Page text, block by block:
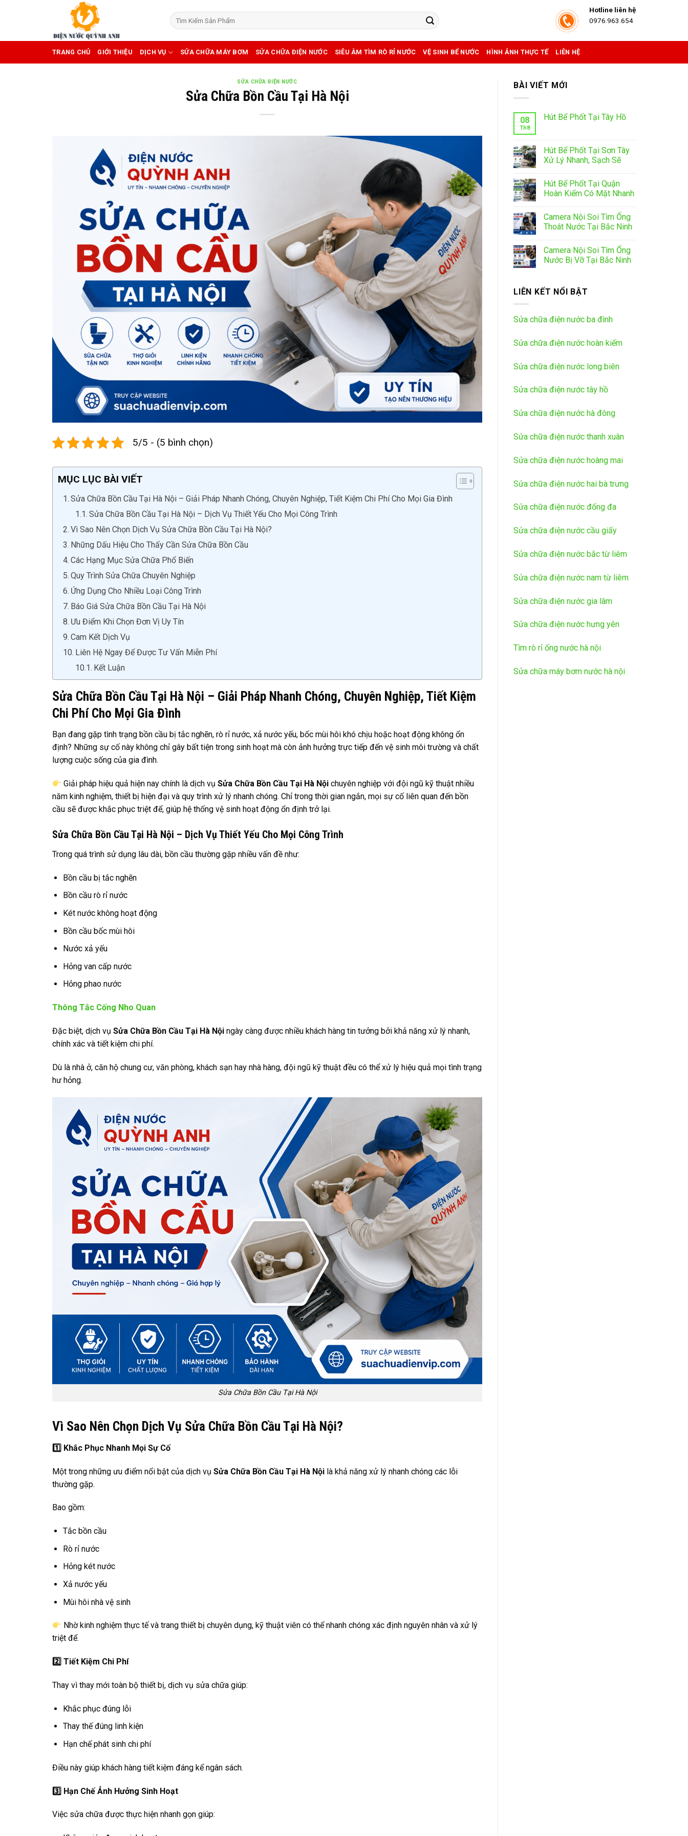
Hotline liên hệ
0976.963.654
TRANG CHỦ GIỚI THIỆU DỊCH VỤ SỬA CHỮA MÁY BƠM SỬA CHỮA ĐIỆN NƯỚC SIÊU ÂM TÌM RÒ RỈ NƯỚC VỆ SINH BỂ NƯỚC HÌNH ẢNH THỰC TẾ LIÊN HỆ
SỬA CHỮA ĐIỆN NƯỚC
Sửa Chữa Bồn Cầu Tại Hà Nội
5/5 - (5 bình chọn)
MỤC LỤC BÀI VIẾT
Sửa Chữa Bồn Cầu Tại Hà Nội – Giải Pháp Nhanh Chóng, Chuyên Nghiệp, Tiết Kiệm Chi Phí Cho Mọi Gia Đình
Sửa Chữa Bồn Cầu Tại Hà Nội – Dịch Vụ Thiết Yếu Cho Mọi Công Trình
Vì Sao Nên Chọn Dịch Vụ Sửa Chữa Bồn Cầu Tại Hà Nội?
Những Dấu Hiệu Cho Thấy Cần Sửa Chữa Bồn Cầu
Các Hạng Mục Sửa Chữa Phổ Biến
Quy Trình Sửa Chữa Chuyên Nghiệp
Ứng Dụng Cho Nhiều Loại Công Trình
Báo Giá Sửa Chữa Bồn Cầu Tại Hà Nội
Ưu Điểm Khi Chọn Đơn Vị Uy Tín
Cam Kết Dịch Vụ
Liên Hệ Ngay Để Được Tư Vấn Miễn Phí
Kết Luận
Sửa Chữa Bồn Cầu Tại Hà Nội – Giải Pháp Nhanh Chóng, Chuyên Nghiệp, Tiết Kiệm
Chi Phí Cho Mọi Gia Đình
Bạn đang gặp tình trạng bồn cầu bị tắc nghẽn, rò rỉ nước, xả nước yếu, bốc mùi hôi khó chịu hoặc hoạt động không ổn
định? Những sự cố này không chỉ gây bất tiện trong sinh hoạt mà còn ảnh hưởng trực tiếp đến vệ sinh môi trường và chất
lượng cuộc sống của gia đình.
Giải pháp hiệu quả hiện nay chính là dịch vụSửa Chữa Bồn Cầu Tại Hà Nội chuyên nghiệp với đội ngũ kỹ thuật nhiều
năm kinh nghiệm, thiết bị hiện đại và quy trình xử lý nhanh chóng. Chỉ trong thời gian ngắn, mọi sự cố liên quan đến bồn
cầu sẽ được khắc phục triệt để, giúp hệ thống vệ sinh hoạt động ổn định trở lại.
Sửa Chữa Bồn Cầu Tại Hà Nội – Dịch Vụ Thiết Yếu Cho Mọi Công Trình
Trong quá trình sử dụng lâu dài, bồn cầu thường gặp nhiều vấn đề như:
Bồn cầu bị tắc nghẽn
Bồn cầu rò rỉ nước
Két nước không hoạt động
Bồn cầu bốc mùi hôi
Nước xả yếu
Hỏng van cấp nước
Hỏng phao nước
Thông Tắc Cống Nho Quan
Đặc biệt, dịch vụ Sửa Chữa Bồn Cầu Tại Hà Nội ngày càng được nhiều khách hàng tin tưởng bởi khả năng xử lý nhanh,
chính xác và tiết kiệm chi phí.
Dù là nhà ở, căn hộ chung cư, văn phòng, khách sạn hay nhà hàng, đội ngũ kỹ thuật đều có thể xử lý hiệu quả mọi tình trạng
hư hỏng.
Sửa Chữa Bồn Cầu Tại Hà Nội
Vì Sao Nên Chọn Dịch Vụ Sửa Chữa Bồn Cầu Tại Hà Nội?
1️ Khắc Phục Nhanh Mọi Sự Cố
Một trong những ưu điểm nổi bật của dịch vụ Sửa Chữa Bồn Cầu Tại Hà Nội là khả năng xử lý nhanh chóng các lỗi
thường gặp.
Bao gồm:
Tắc bồn cầu
Rò rỉ nước
Hỏng két nước
Xả nước yếu
Mùi hôi nhà vệ sinh
Nhờ kinh nghiệm thực tế và trang thiết bị chuyên dụng, kỹ thuật viên có thể nhanh chóng xác định nguyên nhân và xử lý
triệt để.
2️ Tiết Kiệm Chi Phí
Thay vì thay mới toàn bộ thiết bị, dịch vụ sửa chữa giúp:
Khắc phục đúng lỗi
Thay thế đúng linh kiện
Hạn chế phát sinh chi phí
Điều này giúp khách hàng tiết kiệm đáng kể ngân sách.
3️ Hạn Chế Ảnh Hưởng Sinh Hoạt
Việc sửa chữa được thực hiện nhanh gọn giúp:
BÀI VIẾT MỚI
08
Th8
Hút Bể Phốt Tại Tây Hồ
Hút Bể Phốt Tại Sơn Tây
Xử Lý Nhanh, Sạch Sẽ
Hút Bể Phốt Tại Quận
Hoàn Kiếm Có Mặt Nhanh
Camera Nội Soi Tìm Ống
Thoát Nước Tại Bắc Ninh
Camera Nội Soi Tìm Ống
Nước Bị Vỡ Tại Bắc Ninh
LIÊN KẾT NỔI BẬT
Sửa chữa điện nước ba đình
Sửa chữa điện nước hoàn kiếm
Sửa chữa điện nước long biên
Sửa chữa điện nước tây hồ
Sửa chữa điện nước hà đông
Sửa chữa điện nước thanh xuân
Sửa chữa điện nước hoàng mai
Sửa chữa điện nước hai bà trưng
Sửa chữa điện nước đống đa
Sửa chữa điện nước cầu giấy
Sửa chữa điện nước bắc từ liêm
Sửa chữa điện nước nam từ liêm
Sửa chữa điện nước gia lâm
Sửa chữa điện nước hưng yên
Tìm rò rỉ ống nước hà nội
Sửa chữa máy bơm nước hà nội